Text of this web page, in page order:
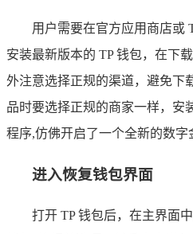
用户需要在官方应用商店或
安装最新版本的 TP 钱包，在下
外注意选择正规的渠道，避免下
品时要选择正规的商家一样，安
程序,仿佛开启了一个全新的数字
进入恢复钱包界面
打开 TP 钱包后，在主界面